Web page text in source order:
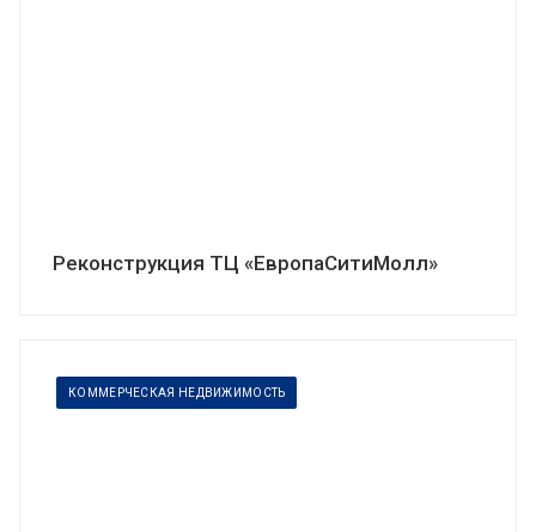
Реконструкция ТЦ «ЕвропаСитиМолл»
КОММЕРЧЕСКАЯ НЕДВИЖИМОСТЬ